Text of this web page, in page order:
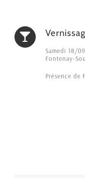
Samedi 18/
Fontenay-
Présence de